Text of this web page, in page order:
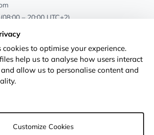
(08:00 – 20:00 UTC+2)
69d, LV-1082
Privacy Policy
Terms and conditions
Returns
Cookie settings
cookies to optimise your experience.
help us to analyse how users interact
allow us to personalise content and
Customize Cookies